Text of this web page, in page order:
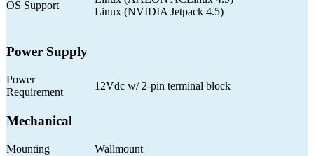
OS Support
Linux (NVIDIA Jetpack 4.5)
Power Supply
Power
Requirement
12Vdc w/ 2-pin terminal block
Mechanical
Mounting
Wallmount